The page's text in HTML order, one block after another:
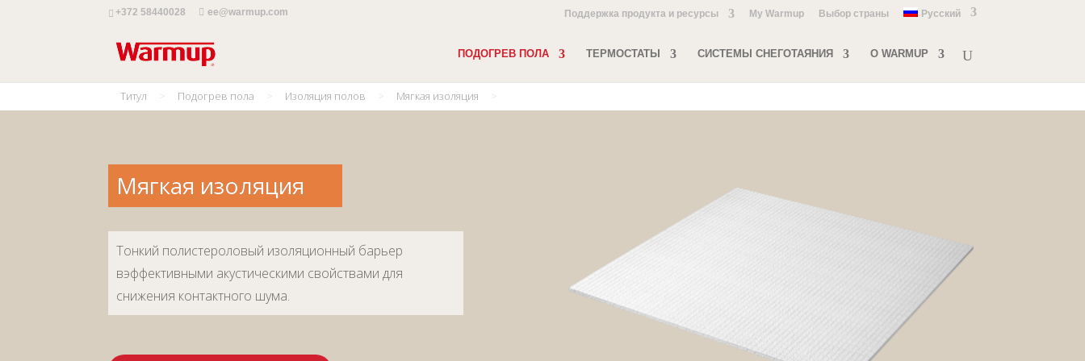
+372 58440028 ee@warmup.com Поддержка продукта и ресурсы My Warmup Выбор страны Русский
ПОДОГРЕВ ПОЛА ТЕРМОСТАТЫ СИСТЕМЫ СНЕГОТАЯНИЯ О WARMUP
Титул > Подогрев пола > Изоляция полов > Мягкая изоляция >
Мягкая изоляция
Тонкий полистероловый изоляционный барьер
вэффективными акустическими свойствами для
снижения контактного шума.